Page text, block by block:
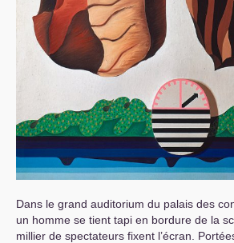
Dans le grand auditorium du palais des
un homme se tient tapi en bordure de la
millier de spectateurs fixent l’écran.